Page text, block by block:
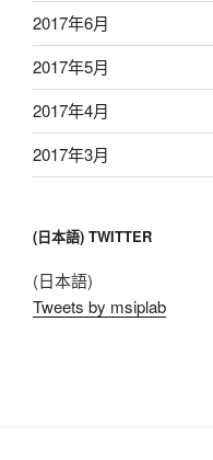
2017年6月
2017年5月
2017年4月
2017年3月
(日本語) TWITTER
(日本語)
Tweets by msiplab